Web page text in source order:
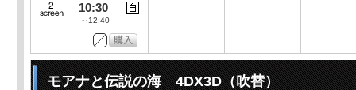
10:30
～12:40
モアナと伝説の海 4DX3D（吹替）